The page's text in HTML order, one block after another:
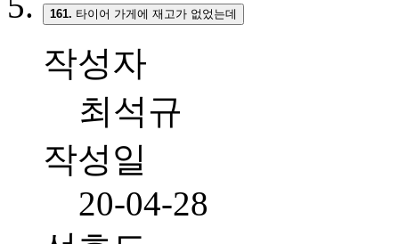
161. 타이어 가게에 재고가 없었는데
작성자
최석규
작성일
20-04-28